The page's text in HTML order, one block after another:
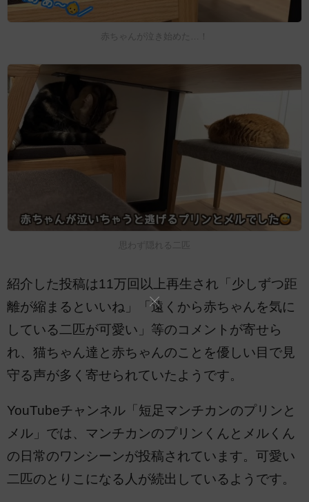
赤ちゃんが泣き始めた…！
思わず隠れる二匹
紹介した投稿は11万回以上再生され「少しずつ距
離が縮まるといいね」「遠くから赤ちゃんを気に
している二匹が可愛い」等のコメントが寄せら
れ、猫ちゃん達と赤ちゃんのことを優しい目で見
守る声が多く寄せられていたようです。
YouTubeチャンネル「短足マンチカンのプリンと
メル」では、マンチカンのプリンくんとメルくん
の日常のワンシーンが投稿されています。可愛い
二匹のとりこになる人が続出しているようです。